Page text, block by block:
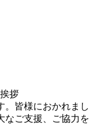
拶
。皆様におかれまし
なご支援、ご協力を